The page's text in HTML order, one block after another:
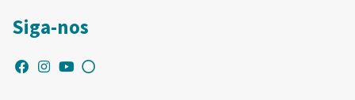
Siga-nos